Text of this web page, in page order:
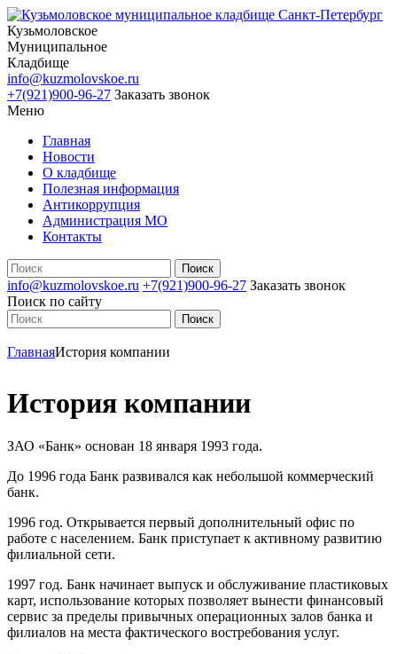
Кузьмоловское
Муниципальное
Кладбище
info@kuzmolovskoe.ru
+7(921)900-96-27 Заказать звонок
Меню
Главная
Новости
О кладбище
Полезная информация
Антикоррупция
Администрация МО
Контакты
info@kuzmolovskoe.ru +7(921)900-96-27 Заказать звонок
Поиск по сайту
ГлавнаяИстория компании
История компании
ЗАО «Банк» основан 18 января 1993 года.
До 1996 года Банк развивался как небольшой коммерческий
банк.
1996 год. Открывается первый дополнительный офис по
работе с населением. Банк приступает к активному развитию
филиальной сети.
1997 год. Банк начинает выпуск и обслуживание пластиковых
карт, использование которых позволяет вынести финансовый
сервис за пределы привычных операционных залов банка и
филиалов на места фактического востребования услуг.